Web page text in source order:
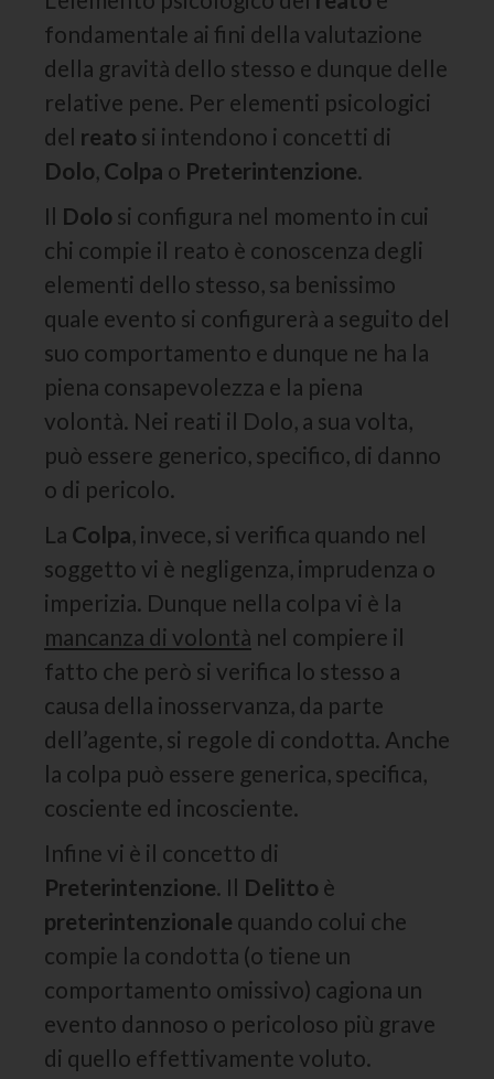
fondamentale ai fini della valutazione
della gravità dello stesso e dunque delle
relative pene. Per elementi psicologici
del reato si intendono i concetti di
Dolo, Colpa o Preterintenzione.
Il Dolo si configura nel momento in cui
chi compie il reato è conoscenza degli
elementi dello stesso, sa benissimo
quale evento si configurerà a seguito del
suo comportamento e dunque ne ha la
piena consapevolezza e la piena
volontà. Nei reati il Dolo, a sua volta,
può essere generico, specifico, di danno
o di pericolo.
La Colpa, invece, si verifica quando nel
soggetto vi è negligenza, imprudenza o
imperizia. Dunque nella colpa vi è la
mancanza di volontà nel compiere il
fatto che però si verifica lo stesso a
causa della inosservanza, da parte
dell’agente, si regole di condotta. Anche
la colpa può essere generica, specifica,
cosciente ed incosciente.
Infine vi è il concetto di
Preterintenzione. Il Delitto è
preterintenzionale quando colui che
compie la condotta (o tiene un
comportamento omissivo) cagiona un
evento dannoso o pericoloso più grave
di quello effettivamente voluto.